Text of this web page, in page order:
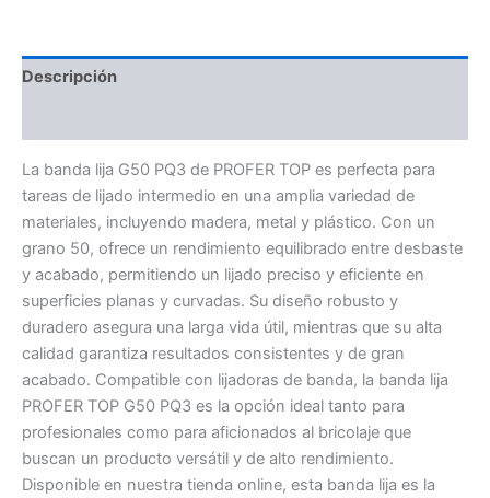
Descripción
La banda lija G50 PQ3 de PROFER TOP es perfecta para
tareas de lijado intermedio en una amplia variedad de
materiales, incluyendo madera, metal y plástico. Con un
grano 50, ofrece un rendimiento equilibrado entre desbaste
y acabado, permitiendo un lijado preciso y eficiente en
superficies planas y curvadas. Su diseño robusto y
duradero asegura una larga vida útil, mientras que su alta
calidad garantiza resultados consistentes y de gran
acabado. Compatible con lijadoras de banda, la banda lija
PROFER TOP G50 PQ3 es la opción ideal tanto para
profesionales como para aficionados al bricolaje que
buscan un producto versátil y de alto rendimiento.
Disponible en nuestra tienda online, esta banda lija es la